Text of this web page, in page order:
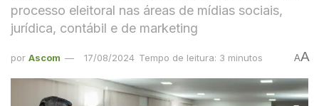
processo eleitoral nas áreas de mídias sociais,
jurídica, contábil e de marketing
por Ascom 17/08/2024 Tempo de leitura: 3 minutos AA